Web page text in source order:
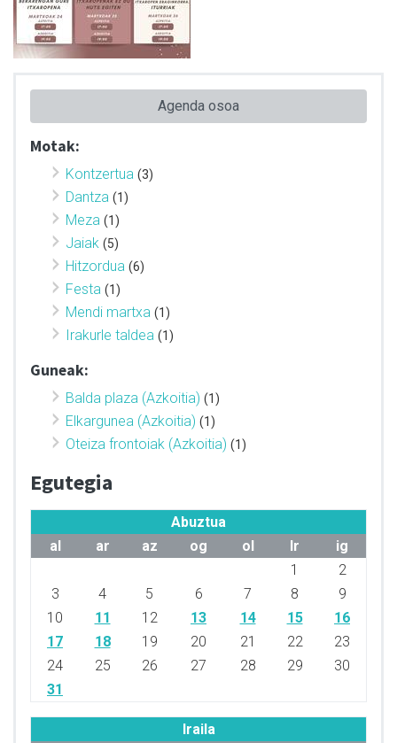
Agenda osoa
Motak:
Kontzertua (3)
Dantza (1)
Meza (1)
Jaiak (5)
Hitzordua (6)
Festa (1)
Mendi martxa (1)
Irakurle taldea (1)
Guneak:
Balda plaza (Azkoitia) (1)
Elkargunea (Azkoitia) (1)
Oteiza frontoiak (Azkoitia) (1)
Egutegia
Abuztua
al
ar az og ol lr
ig
1
2
3
4 5 6 7 8
9
10
11 12 13 14 15
16
17
18 19 20 21 22
23
24
25 26 27 28 29
30
31
Iraila